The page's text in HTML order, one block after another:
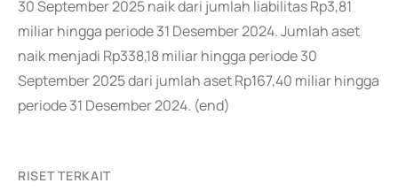
30 September 2025 naik dari jumlah liabilitas Rp3,81
miliar hingga periode 31 Desember 2024. Jumlah aset
naik menjadi Rp338,18 miliar hingga periode 30
September 2025 dari jumlah aset Rp167,40 miliar hingga
periode 31 Desember 2024. (end)
RISET TERKAIT